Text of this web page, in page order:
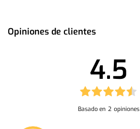
Opiniones de clientes
4.5
Basado en 2 opiniones